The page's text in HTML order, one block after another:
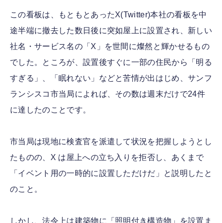
この看板は、もともとあったX(Twitter)本社の看板を中
途半端に撤去した数日後に突如屋上に設置され、新しい
社名・サービス名の「X」を世間に燦然と輝かせるもの
でした。ところが、設置後すぐに一部の住民から「明る
すぎる」、「眠れない」などと苦情が出はじめ、サンフ
ランシスコ市当局によれば、その数は週末だけで24件
に達したのことです。
市当局は現地に検査官を派遣して状況を把握しようとし
たものの、X は屋上への立ち入りを拒否し、あくまで
「イベント用の一時的に設置しただけだ」と説明したと
のこと。
しかし、法令上は建築物に「照明付き構造物」を設置ま